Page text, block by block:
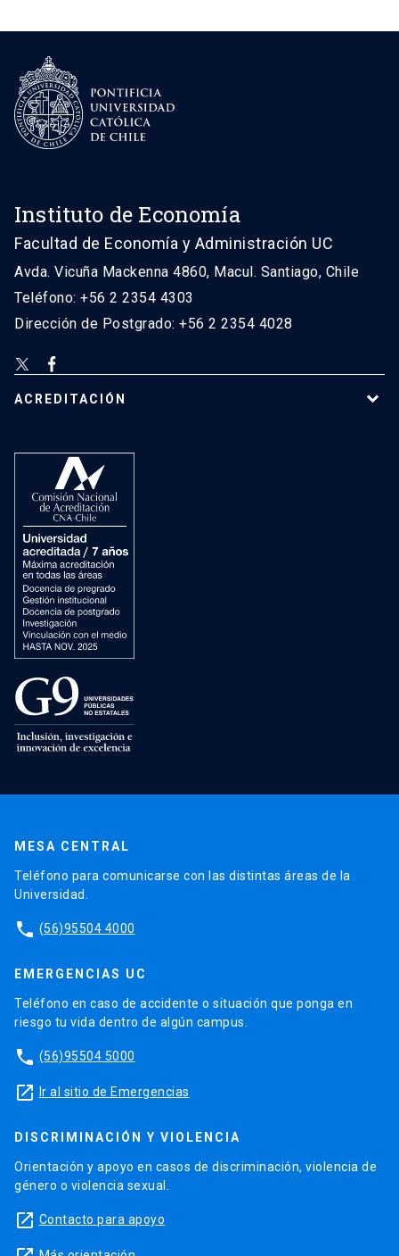
Instituto de Economía
Facultad de Economía y Administración UC
Avda. Vicuña Mackenna 4860, Macul. Santiago, Chile
Teléfono: +56 2 2354 4303
Dirección de Postgrado: +56 2 2354 4028
ACREDITACIÓN
MESA CENTRAL
Teléfono para comunicarse con las distintas áreas de la
Universidad.
phone (56)95504 4000
EMERGENCIAS UC
Teléfono en caso de accidente o situación que ponga en
riesgo tu vida dentro de algún campus.
phone (56)95504 5000
launch Ir al sitio de Emergencias
DISCRIMINACIÓN Y VIOLENCIA
Orientación y apoyo en casos de discriminación, violencia de
género o violencia sexual.
launch Contacto para apoyo